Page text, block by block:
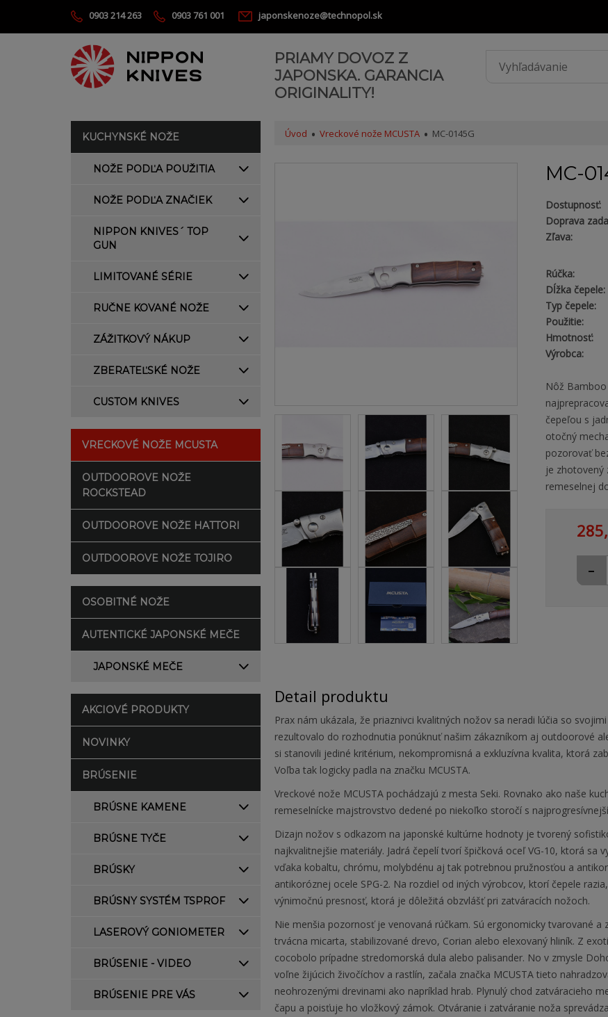
0903 214 263 0903 761 001 japonskenoze@technopol.sk
PRIAMY DOVOZ Z
JAPONSKA. GARANCIA
ORIGINALITY!
KUCHYNSKÉ NOŽE
NOŽE PODĽA POUŽITIA
NOŽE PODĽA ZNAČIEK
NIPPON KNIVES´ TOP
GUN
LIMITOVANÉ SÉRIE
RUČNE KOVANÉ NOŽE
ZÁŽITKOVÝ NÁKUP
ZBERATEĽSKÉ NOŽE
CUSTOM KNIVES
VRECKOVÉ NOŽE MCUSTA
OUTDOOROVE NOŽE
ROCKSTEAD
OUTDOOROVE NOŽE HATTORI
OUTDOOROVE NOŽE TOJIRO
OSOBITNÉ NOŽE
AUTENTICKÉ JAPONSKÉ MEČE
JAPONSKÉ MEČE
AKCIOVÉ PRODUKTY
NOVINKY
BRÚSENIE
BRÚSNE KAMENE
BRÚSNE TYČE
BRÚSKY
BRÚSNY SYSTÉM TSPROF
LASEROVÝ GONIOMETER
BRÚSENIE - VIDEO
BRÚSENIE PRE VÁS
Úvod Vreckové nože MCUSTA MC-0145G
MC-
Dostupnosť:
Doprava
Zľava:
Rúčka:
Dĺžka čepele:
Typ čepele:
Použitie:
Hmotnosť:
Výrobca:
Nôž
čepeľou s
otočný
pozorovať
je zhotovený
remeselnej
-
Detail produktu
Prax nám ukázala, že priaznivci kvalitných nožov sa neradi lúčia so
rezultovalo do rozhodnutia ponúknuť našim zákazníkom aj outdoorové
si stanovili jediné kritérium, nekompromisná a exkluzívna kvalita, ktorá
Voľba tak logicky padla na značku MCUSTA.
Vreckové nože MCUSTA pochádzajú z mesta Seki. Rovnako ako naše
remeselnícke majstrovstvo dedené po niekoľko storočí s
Dizajn nožov s odkazom na japonské kultúrne hodnoty je tvorený
najkvalitnejšie materiály. Jadrá čepelí tvorí špičková oceľ VG-10, ktorá sa
vďaka kobaltu, chrómu, molybdénu aj tak potrebnou pružnosťou a
antikoróznej ocele SPG-2. Na rozdiel od iných výrobcov, ktorí čepele
výnimočnú presnosť, ktorá je dôležitá obzvlášť pri zatváracích nožoch.
Nie menšia pozornosť je venovaná rúčkam. Sú ergonomicky tvarované
trvácna micarta, stabilizované drevo, Corian alebo elexovaný hliník. Z
cocobolo prípadne stredomorská dula alebo palisander. No v zmysle
voľne žijúcich živočíchov a rastlín, začala značka MCUSTA tieto
neohrozenými drevinami ako napríklad hrab. Plynulý chod zatváracieho
čapu a poisťuje ho vložkový zámok. Otváranie i zatváranie noža